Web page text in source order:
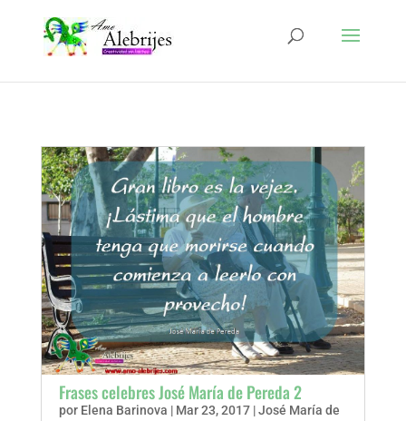
Frases celebres José María de Pereda 2
por Elena Barinova | Mar 23, 2017|José María de